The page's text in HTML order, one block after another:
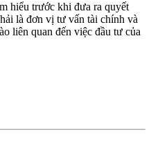
hiểu trước khi đưa ra quyết
là đơn vị tư vấn tài chính và
liên quan đến việc đầu tư của